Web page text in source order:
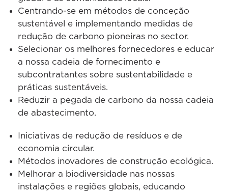
Centrando-se em métodos de conceção
sustentável e implementando medidas de
redução de carbono pioneiras no sector.
Selecionar os melhores fornecedores e educar
a nossa cadeia de fornecimento e
subcontratantes sobre sustentabilidade e
práticas sustentáveis.
Reduzir a pegada de carbono da nossa cadeia
de abastecimento.
Iniciativas de redução de resíduos e de
economia circular.
Métodos inovadores de construção ecológica.
Melhorar a biodiversidade nas nossas
instalações e regiões globais, educando